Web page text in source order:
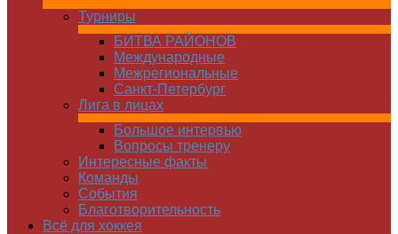
Турниры
БИТВА РАЙОНОВ
Международные
Межрегиональные
Санкт-Петербург
Лига в лицах
Большое интервью
Вопросы тренеру
Интересные факты
Команды
Cобытия
Благотворительность
Всё для хоккея